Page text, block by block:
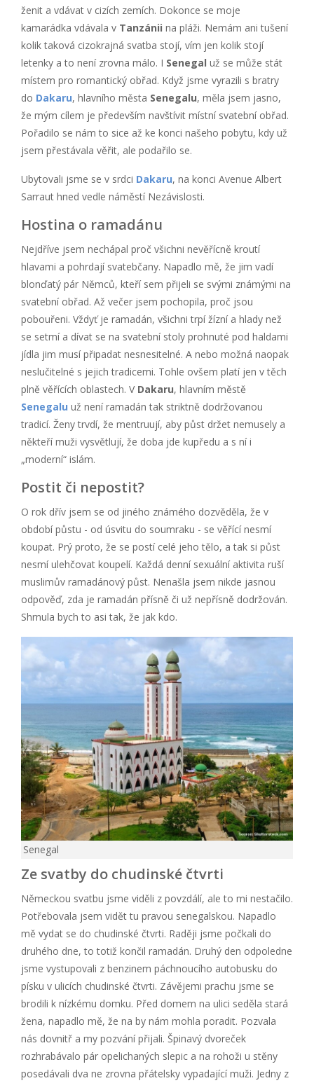
ženit a vdávat v cizích zemích. Dokonce se moje
kamarádka vdávala v Tanzánii na pláži. Nemám ani tušení
kolik taková cizokrajná svatba stojí, vím jen kolik stojí
letenky a to není zrovna málo. I Senegal už se může stát
místem pro romantický obřad. Když jsme vyrazili s bratry
do Dakaru, hlavního města Senegalu, měla jsem jasno,
že mým cílem je především navštívit místní svatební obřad.
Pořadilo se nám to sice až ke konci našeho pobytu, kdy už
jsem přestávala věřit, ale podařilo se.
Ubytovali jsme se v srdci Dakaru, na konci Avenue Albert
Sarraut hned vedle náměstí Nezávislosti.
Hostina o ramadánu
Nejdříve jsem nechápal proč všichni nevěřícně kroutí
hlavami a pohrdají svatebčany. Napadlo mě, že jim vadí
blonďatý pár Němců, kteří sem přijeli se svými známými na
svatební obřad. Až večer jsem pochopila, proč jsou
pobouřeni. Vždyť je ramadán, všichni trpí žízní a hlady než
se setmí a dívat se na svatební stoly prohnuté pod haldami
jídla jim musí připadat nesnesitelné. A nebo možná naopak
neslučitelné s jejich tradicemi. Tohle ovšem platí jen v těch
plně věřících oblastech. V Dakaru, hlavním městě
Senegalu už není ramadán tak striktně dodržovanou
tradicí. Ženy trvdí, že mentruují, aby půst držet nemusely a
někteří muži vysvětlují, že doba jde kupředu a s ní i
„moderní“ islám.
Postit či nepostit?
O rok dřív jsem se od jiného známého dozvěděla, že v
období půstu - od úsvitu do soumraku - se věřící nesmí
koupat. Prý proto, že se postí celé jeho tělo, a tak si půst
nesmí ulehčovat koupelí. Každá denní sexuální aktivita ruší
muslimův ramadánový půst. Nenašla jsem nikde jasnou
odpověď, zda je ramadán přísně či už nepřísně dodržován.
Shrnula bych to asi tak, že jak kdo.
Senegal
Ze svatby do chudinské čtvrti
Německou svatbu jsme viděli z povzdálí, ale to mi nestačilo.
Potřebovala jsem vidět tu pravou senegalskou. Napadlo
mě vydat se do chudinské čtvrti. Raději jsme počkali do
druhého dne, to totiž končil ramadán. Druhý den odpoledne
jsme vystupovali z benzinem páchnoucího autobusku do
písku v ulicích chudinské čtvrti. Závějemi prachu jsme se
brodili k nízkému domku. Před domem na ulici seděla stará
žena, napadlo mě, že na by nám mohla poradit. Pozvala
nás dovnitř a my pozvání přijali. Špinavý dvoreček
rozhrabávalo pár opelichaných slepic a na rohoži u stěny
posedávali dva ne zrovna přátelsky vypadající muži. Jedny z